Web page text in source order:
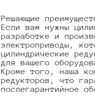
Решающие
Если вам нужны
разработке и
электроприводы,
цилиндрические
для вашего
Кроме того, наша
редукторов, что
послегарантийное